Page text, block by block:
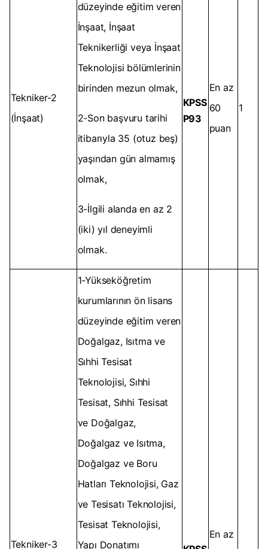
Tekniker-2
(İnşaat)
düzeyinde eğitim veren
İnşaat, İnşaat
Teknikerliği veya İnşaat
Teknolojisi bölümlerinin
birinden mezun olmak,
2-Son başvuru tarihi
itibarıyla 35 (otuz beş)
yaşından gün almamış
olmak,
3-İlgili alanda en az 2
(iki) yıl deneyimli
olmak.
KPSS
P93
En az
60
puan
1
Tekniker-3
1-Yükseköğretim
kurumlarının ön lisans
düzeyinde eğitim veren
Doğalgaz, Isıtma ve
Sıhhi Tesisat
Teknolojisi, Sıhhi
Tesisat, Sıhhi Tesisat
ve Doğalgaz,
Doğalgaz ve Isıtma,
Doğalgaz ve Boru
Hatları Teknolojisi, Gaz
ve Tesisatı Teknolojisi,
Tesisat Teknolojisi,
Yapı Donatımı
En az